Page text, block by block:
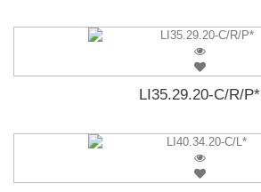
LI35.29.20-C/R/P*